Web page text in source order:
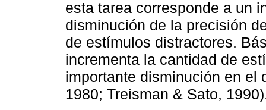
esta tarea corresponde a un
disminución de la precisión
de estímulos distractores.
incrementa la cantidad de
importante disminución en el
1980; Treisman & Sato,